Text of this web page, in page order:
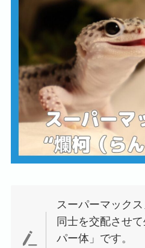
スーパーマック
同士を交配させ
パー体」です。